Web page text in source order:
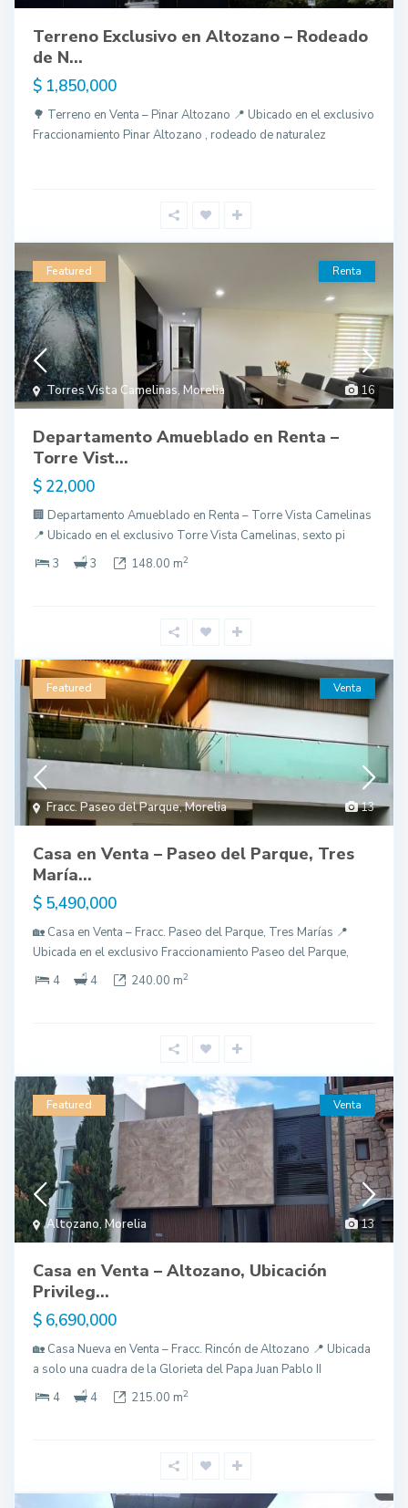
Terreno Exclusivo en Altozano – Rodeado
de N...
$ 1,850,000
🌳 Terreno en Venta – Pinar Altozano 📍 Ubicado en el exclusivo
Fraccionamiento Pinar Altozano , rodeado de naturalez
16
Torres Vista Camelinas, Morelia
Featured Renta
Departamento Amueblado en Renta –
Torre Vist...
$ 22,000
🏢 Departamento Amueblado en Renta – Torre Vista Camelinas
📍 Ubicado en el exclusivo Torre Vista Camelinas, sexto pi
3
3 148.00 m2
13
Fracc. Paseo del Parque,Morelia
Featured Venta
Casa en Venta – Paseo del Parque, Tres
María...
$ 5,490,000
🏡 Casa en Venta – Fracc. Paseo del Parque, Tres Marías 📍
Ubicada en el exclusivo Fraccionamiento Paseo del Parque,
4
4 240.00 m2
13
Altozano,Morelia
Featured Venta
Casa en Venta – Altozano, Ubicación
Privileg...
$ 6,690,000
🏡 Casa Nueva en Venta – Fracc. Rincón de Altozano 📍 Ubicada
a solo una cuadra de la Glorieta del Papa Juan Pablo II
4
4 215.00 m2